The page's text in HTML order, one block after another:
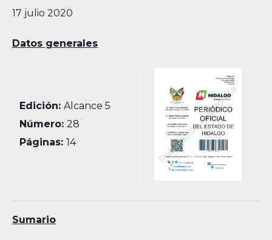
17 julio 2020
Datos generales
Edición:Alcance 5
Número:28
Páginas:14
Sumario